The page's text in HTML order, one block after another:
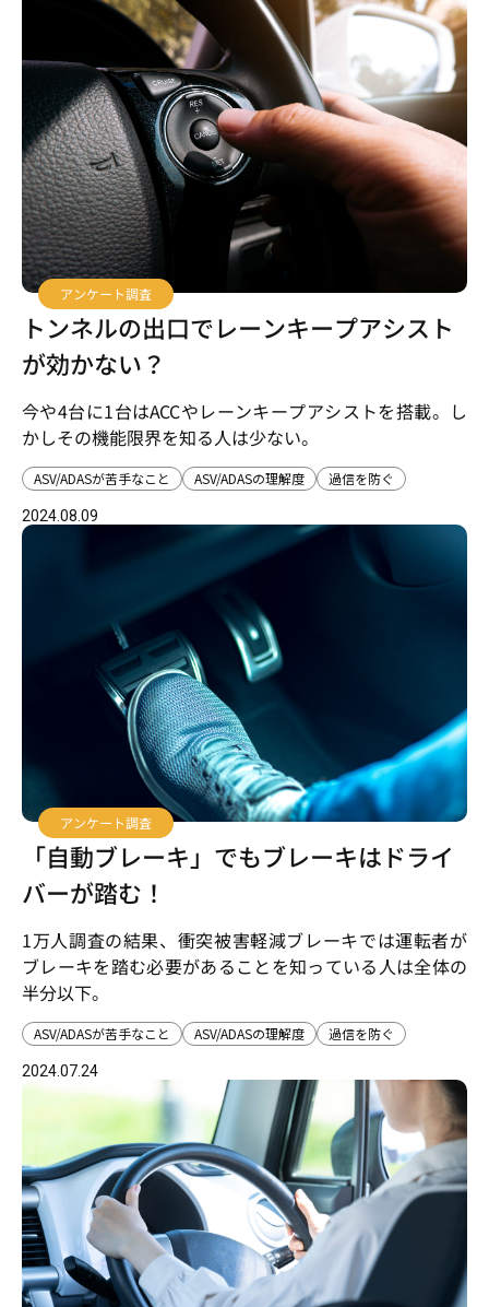
アンケート調査
トンネルの出口でレーンキープアシスト
が効かない？
今や4台に1台はACCやレーンキープアシストを搭載。し
かしその機能限界を知る人は少ない。
ASV/ADASが苦手なこと ASV/ADASの理解度 過信を防ぐ
2024.08.09
アンケート調査
「自動ブレーキ」でもブレーキはドライ
バーが踏む！
1万人調査の結果、衝突被害軽減ブレーキでは運転者が
ブレーキを踏む必要があることを知っている人は全体の
半分以下。
ASV/ADASが苦手なこと ASV/ADASの理解度 過信を防ぐ
2024.07.24